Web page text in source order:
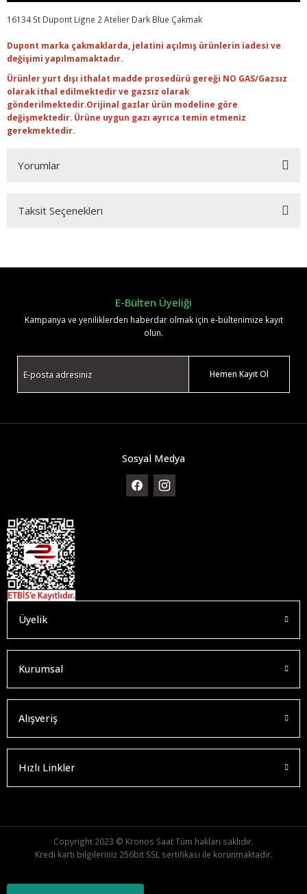
16134 St Dupont Ligne 2 Atelier Dark Blue Çakmak
Dupont marka çakmaklarda, jelatini açılmış ürünlerin iadesi ve
değişimi yapılmamaktadır.
Ürünler yurt dışı ithalat madde prosedürü gereği NO GAS/Gazsız
olarak ithal edilmektedir ve gazsız olarak
gönderilmektedir.Orijinal gazlar ürün modeline göre
değişmektedir. Ürüne uygun gazı ayrıca temin etmeniz
gerekmektedir.
Yorumlar
Taksit Seçenekleri
E-Bülten Üyeliği
Kampanya ve yeniliklerden haberdar olmak için e-bültenimize kayıt
olun.
Hemen Kayıt Ol
Sosyal Medya
Üyelik
Kurumsal
Alışveriş
Hızlı Linkler
Copyright 2023 © Kronos Saat Tüm hakları saklıdır.
Kredi kartı bilgileriniz 256bit SSL sertifikası ile korunmaktadır.